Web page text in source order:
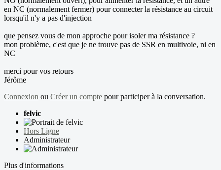
en NC (normalement fermer) pour connecter la résistance au circuit
lorsqu'il n'y a pas d'injection
que pensez vous de mon approche pour isoler ma résistance ?
mon problème, c'est que je ne trouve pas de SSR en multivoie, ni en
NC
merci pour vos retours
Jérôme
Connexion ou Créer un compte pour participer à la conversation.
felvic
Hors Ligne
Administrateur
Plus d'informations